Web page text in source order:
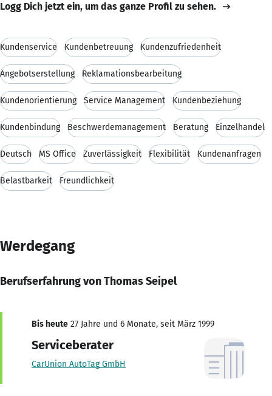
Logg Dich jetzt ein, um das ganze Profil zu sehen.
Kundenservice Kundenbetreuung Kundenzufriedenheit
Angebotserstellung Reklamationsbearbeitung
Kundenorientierung Service Management Kundenbeziehung
Kundenbindung Beschwerdemanagement Beratung Einzelhandel
Deutsch MS Office Zuverlässigkeit Flexibilität Kundenanfragen
Belastbarkeit Freundlichkeit
Werdegang
Berufserfahrung von Thomas Seipel
Bis heute 27 Jahre und 6 Monate, seit März 1999
Serviceberater
CarUnion AutoTag GmbH